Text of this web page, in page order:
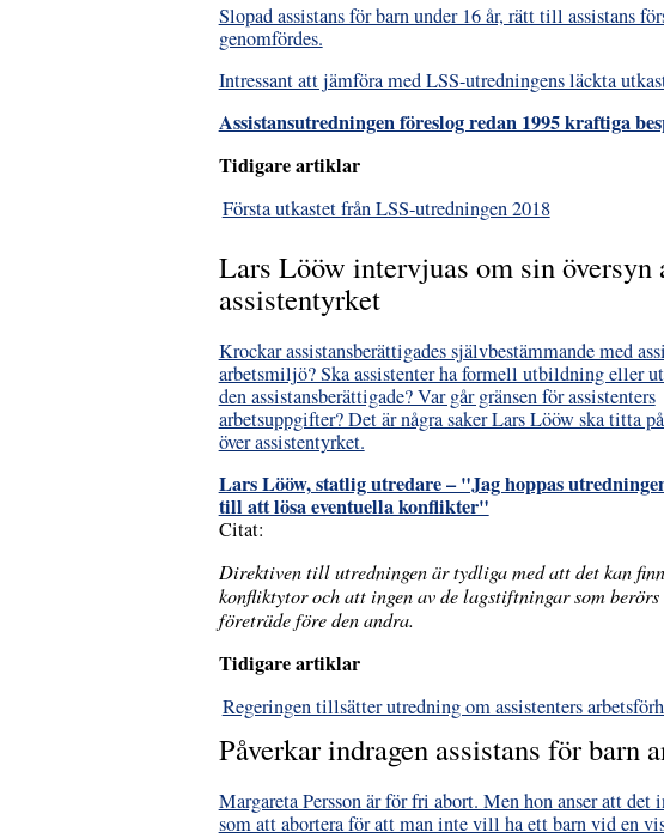
Slopad assistans för barn under 16 år, rätt till assistans
genomfördes.
Intressant att jämföra med LSS-utredningens läckta
Assistansutredningen föreslog redan 1995 kraftiga
Tidigare artiklar
Första utkastet från LSS-utredningen 2018
Lars Lööw intervjuas om sin översyn
assistentyrket
Krockar assistansberättigades självbestämmande med
arbetsmiljö? Ska assistenter ha formell utbildning eller
den assistansberättigade? Var går gränsen för assistenters
arbetsuppgifter? Det är några saker Lars Lööw ska titta
över assistentyrket.
Lars Lööw, statlig utredare – "Jag hoppas
till att lösa eventuella konflikter"
Citat:
Direktiven till utredningen är tydliga med att det kan
konfliktytor och att ingen av de lagstiftningar som berörs
företräde före den andra.
Tidigare artiklar
Regeringen tillsätter utredning om assistenters
Påverkar indragen assistans för barn
Margareta Persson är för fri abort. Men hon anser att
som att abortera för att man inte vill ha ett barn vid en